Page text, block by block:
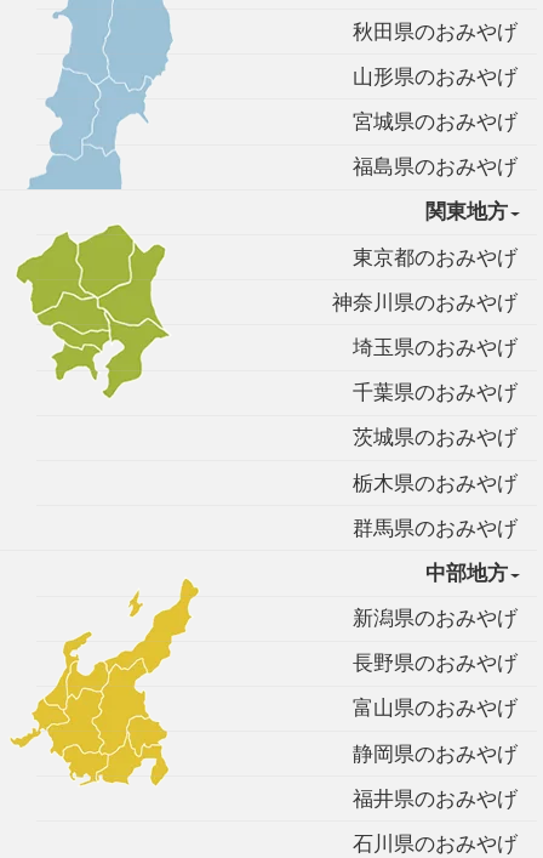
秋田県のおみやげ
山形県のおみやげ
宮城県のおみやげ
福島県のおみやげ
関東地方
東京都のおみやげ
神奈川県のおみやげ
埼玉県のおみやげ
千葉県のおみやげ
茨城県のおみやげ
栃木県のおみやげ
群馬県のおみやげ
中部地方
新潟県のおみやげ
長野県のおみやげ
富山県のおみやげ
静岡県のおみやげ
福井県のおみやげ
石川県のおみやげ